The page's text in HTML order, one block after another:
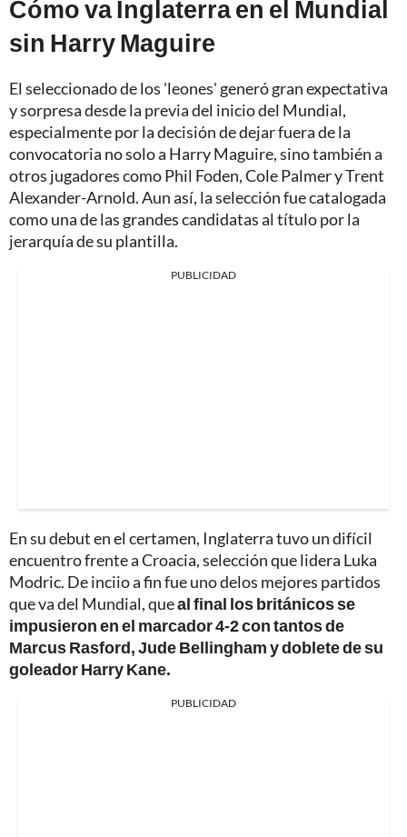
Cómo va Inglaterra en el Mundial
sin Harry Maguire
El seleccionado de los 'leones' generó gran expectativa
y sorpresa desde la previa del inicio del Mundial,
especialmente por la decisión de dejar fuera de la
convocatoria no solo a Harry Maguire, sino también a
otros jugadores como Phil Foden, Cole Palmer y Trent
Alexander-Arnold. Aun así, la selección fue catalogada
como una de las grandes candidatas al título por la
jerarquía de su plantilla.
PUBLICIDAD
En su debut en el certamen, Inglaterra tuvo un difícil
encuentro frente a Croacia, selección que lidera Luka
Modric. De inciio a fin fue uno delos mejores partidos
que va del Mundial, queal final los británicos se
impusieron en el marcador 4-2 con tantos de
Marcus Rasford, Jude Bellingham y doblete de su
goleador Harry Kane.
PUBLICIDAD